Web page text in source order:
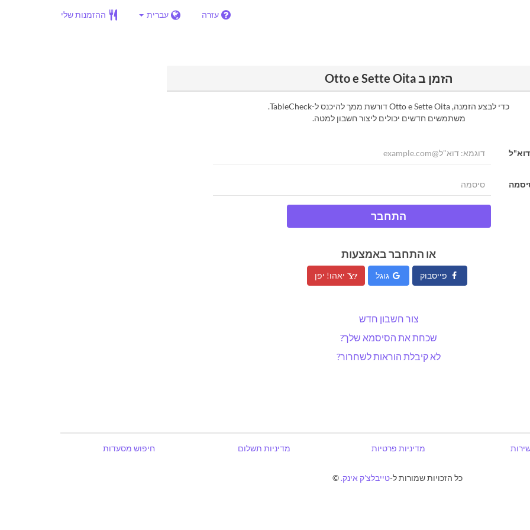
עזרה עברית ההזמנות שלי
הזמן ב Otto e Sette Oita
כדי לבצע הזמנה, Otto e Sette Oita דורשת ממך להיכנס ל-TableCheck.
משתמשים חדשים יכולים ליצור חשבון למטה.
דוא"ל
התחבר
או התחבר באמצעות
פייסבוק גוגל יאהו! יפן
צור חשבון חדש
שכחת את הסיסמא שלך?
לא קיבלת הוראות לשחרור?
מדיניות פרטיות מדיניות תשלום חיפוש מסעדות
כל הזכויות שמורות ל-טייבלצ'ק אינק.©